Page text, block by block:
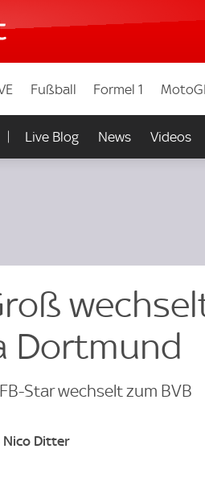
Fußball Formel 1
Live Blog News Videos
Dortmund
Star wechselt zum BVB
Nico Ditter